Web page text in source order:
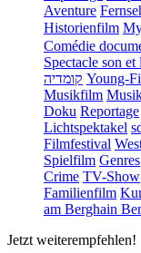
Aventure
Historienfilm
Comédie
Spectacle son et
קומדיה Young-
Musikfilm
Doku Reportage
Lichtspektakel
Filmfestival
Spielfilm Genres
Crime TV-Show
Familienfilm
am Berghain
Jetzt weiterempfehlen!